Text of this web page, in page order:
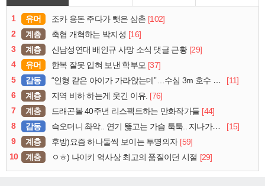
1 유머 조카 용돈 주다가 뺏은 삼촌 [102]
2
계층 축협 개혁하는 박지성 [16]
3
계층 신남성연대 배인규 사망 소식 댓글 근황 [29]
4
유머 한복 잘못 입혀 보낸 학부모 [37]
5
감동 “인형 같은 아이가 가라앉는데”…수심 3m 호수 뛰어든 60대 의인
[11]
6
계층 지역 비하 하는게 웃긴 이유. [76]
7
계층 드래곤볼 40주년 리스펙트하는 만화작가들 [44]
8
감동 슥오더니 촤악.. 연기 뚫고는 가슴 툭툭.. 지나가던 아재의 정체
[15]
9
계층 후방)요즘 하나둘씩 보이는 투명의자 [59]
10
계층 ㅇㅎ) 나이키 역사상 최고의 품질이던 시절 [29]